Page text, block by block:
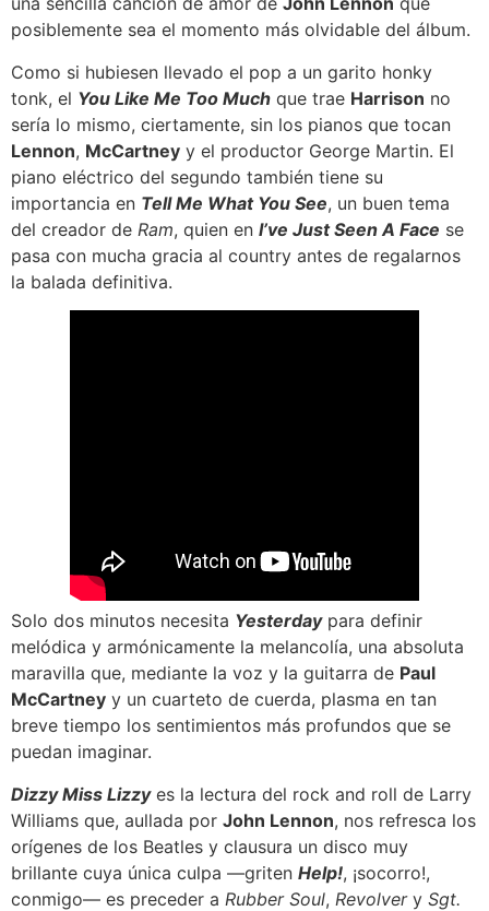
posiblemente sea el momento más olvidable del álbum.
Como si hubiesen llevado el pop a un garito honky
tonk, el You Like Me Too Much que trae Harrison no
sería lo mismo, ciertamente, sin los pianos que tocan
Lennon, McCartney y el productor George Martin. El
piano eléctrico del segundo también tiene su
importancia en Tell Me What You See, un buen tema
del creador de Ram, quien en I’ve Just Seen A Face se
pasa con mucha gracia al country antes de regalarnos
la balada definitiva.
Solo dos minutos necesita Yesterdaypara definir
melódica y armónicamente la melancolía, una absoluta
maravilla que, mediante la voz y la guitarra de Paul
McCartney y un cuarteto de cuerda, plasma en tan
breve tiempo los sentimientos más profundos que se
puedan imaginar.
Dizzy Miss Lizzyes la lectura del rock and roll de Larry
Williams que, aullada por John Lennon, nos refresca los
orígenes de los Beatles y clausura un disco muy
brillante cuya única culpa —griten Help!, ¡socorro!,
conmigo— es preceder a Rubber Soul, Revolvery Sgt.